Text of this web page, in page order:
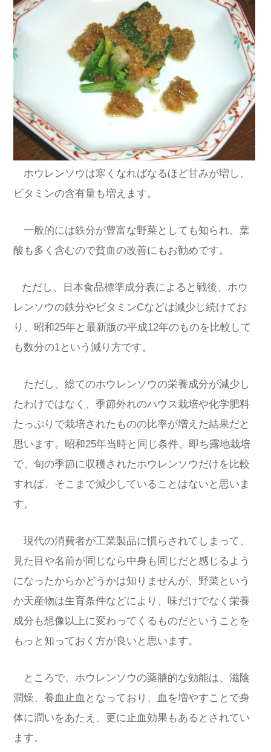
ホウレンソウは寒くなればなるほど甘みが増し、
ビタミンの含有量も増えます。
一般的には鉄分が豊富な野菜としても知られ、葉
酸も多く含むので貧血の改善にもお勧めです。
ただし、日本食品標準成分表によると戦後、ホウ
レンソウの鉄分やビタミンCなどは減少し続けてお
り、昭和25年と最新版の平成12年のものを比較して
も数分の1という減り方です。
ただし、総てのホウレンソウの栄養成分が減少し
たわけではなく、季節外れのハウス栽培や化学肥料
たっぷりで栽培されたものの比率が増えた結果だと
思います。昭和25年当時と同じ条件、即ち露地栽培
で、旬の季節に収穫されたホウレンソウだけを比較
すれば、そこまで減少していることはないと思いま
す。
現代の消費者が工業製品に慣らされてしまって、
見た目や名前が同じなら中身も同じだと感じるよう
になったからかどうかは知りませんが、野菜という
か天産物は生育条件などにより、味だけでなく栄養
成分も想像以上に変わってくるものだということを
もっと知っておく方が良いと思います。
ところで、ホウレンソウの薬膳的な効能は、滋陰
潤燥、養血止血となっており、血を増やすことで身
体に潤いをあたえ、更に止血効果もあるとされてい
ます。